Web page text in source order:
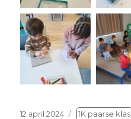
Geplaatst
12 april 2024 1K paarse klas